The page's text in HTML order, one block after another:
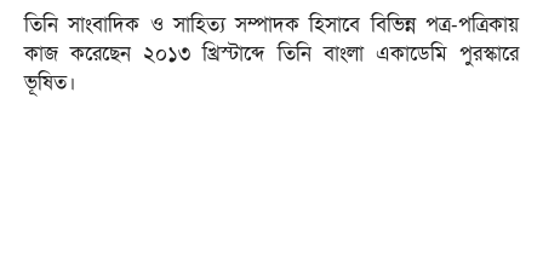
তিনি সাংবাদিক ও সাহিত্য সম্পাদক হিসাবে বিভিন্ন পত্র-পত্রিকায়
কাজ করেছেন ২০১৩ খ্রিস্টাব্দে তিনি বাংলা একাডেমি পুরস্কারে
ভূষিত।